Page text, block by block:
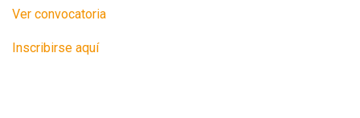
Ver convocatoria
Inscribirse aquí